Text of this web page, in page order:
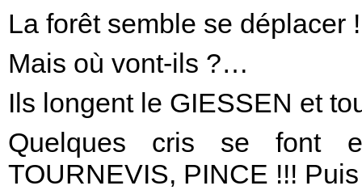
La forêt semble se déplacer !
Mais où vont-ils ?…
Ils longent le GIESSEN et
Quelques cris se font
TOURNEVIS, PINCE !!!